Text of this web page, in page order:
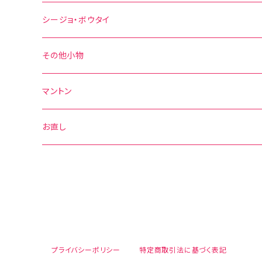
その他の柄
花柄
無地
その他の柄
水玉
花柄
無地
その他の柄
シージョ・ボウタイ
シージョ
水玉
花柄
ボウタイ
水玉
その他小物
エプロン
ベルト
マントン
お直し
プライバシーポリシー 特定商取引法に基づく表記